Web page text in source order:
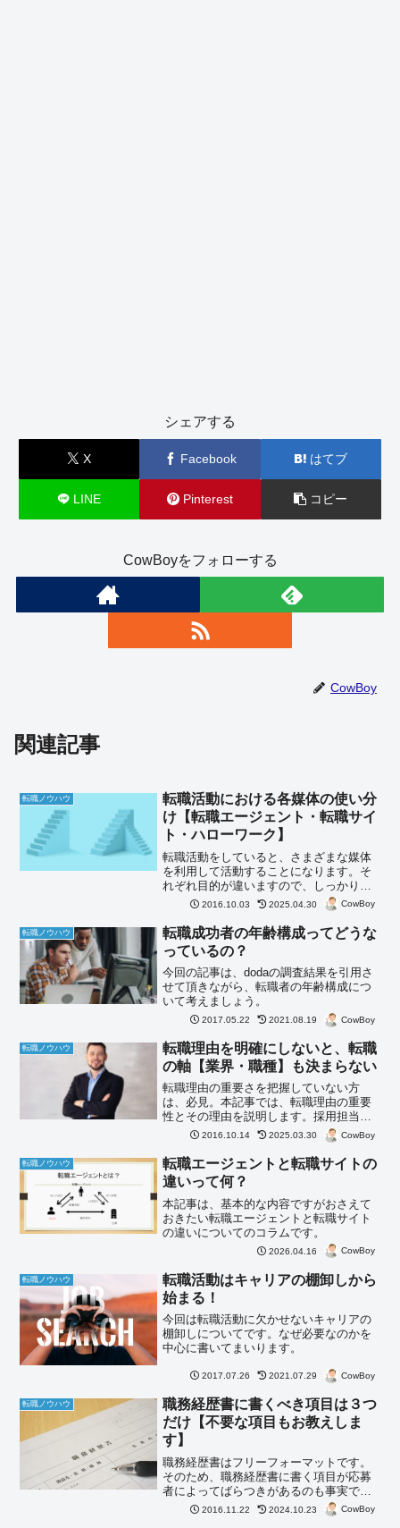
シェアする
X Facebook はてブ
LINE Pinterest コピー
CowBoyをフォローする
CowBoy
関連記事
転職ノウハウ
転職活動における各媒体の使い分
け【転職エージェント・転職サイ
ト・ハローワーク】
転職活動をしていると、さまざまな媒体
を利用して活動することになります。そ
れぞれ目的が違いますので、しっかり理
解しましょう。
2016.10.03 2025.04.30 CowBoy
転職ノウハウ
転職成功者の年齢構成ってどうな
っているの？
今回の記事は、dodaの調査結果を引用さ
せて頂きながら、転職者の年齢構成につ
いて考えましょう。
2017.05.22 2021.08.19 CowBoy
転職ノウハウ
転職理由を明確にしないと、転職
の軸【業界・職種】も決まらない
転職理由の重要さを把握していない方
は、必見。本記事では、転職理由の重要
性とその理由を説明します。採用担当の
筆者が、徹底解説します。
2016.10.14 2025.03.30 CowBoy
転職ノウハウ
転職エージェントと転職サイトの
違いって何？
本記事は、基本的な内容ですがおさえて
おきたい転職エージェントと転職サイト
の違いについてのコラムです。
2026.04.16 CowBoy
転職ノウハウ
転職活動はキャリアの棚卸しから
始まる！
今回は転職活動に欠かせないキャリアの
棚卸しについてです。なぜ必要なのかを
中心に書いてまいります。
2017.07.26 2021.07.29 CowBoy
転職ノウハウ
職務経歴書に書くべき項目は３つ
だけ【不要な項目もお教えしま
す】
職務経歴書はフリーフォーマットです。
そのため、職務経歴書に書く項目が応募
者によってばらつきがあるのも事実で
す。採用担当者経験の筆者が職務経歴書
に書くべき項目と書いても評価されない
2016.11.22 2024.10.23 CowBoy